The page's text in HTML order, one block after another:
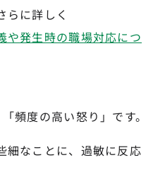
に詳しく
や発生時の職場対応につ
頻度の高い怒り」です。
細なことに、過敏に反応